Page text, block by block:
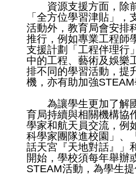
資源支援方面，除前
「全方位學習津貼」
活動外，教育局會安排
推行，例如專業工程師
支援計劃「工程伴理行
中的工程、藝術及娛樂
排不同的學習活動，提
機，亦有助加強
為讓學生更加了解國
育局持續與相關機構協
學家和航天員交流，例
科學家團隊進校園」、
話天宮『天地對話』」
開始，學校須每年舉辦
STEAM活動，為學生